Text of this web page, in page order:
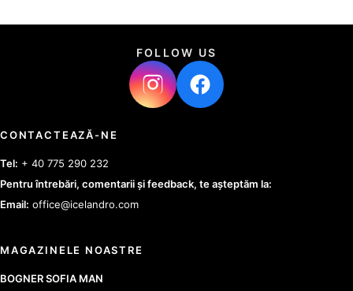
FOLLOW US
CONTACTEAZĂ-NE
Tel: + 40 775 290 232
Pentru întrebări, comentarii și feedback, te așteptăm la:
Email: office@icelandro.com
MAGAZINELE NOASTRE
BOGNER SOFIA MAN